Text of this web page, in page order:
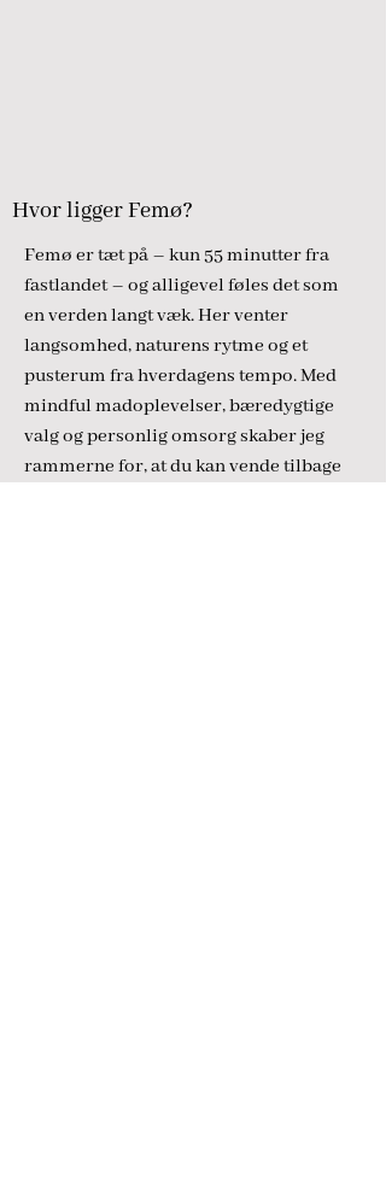
Hvor ligger Femø?
Femø er tæt på – kun 55 minutter fra
fastlandet – og alligevel føles det som
en verden langt væk. Her venter
langsomhed, naturens rytme og et
pusterum fra hverdagens tempo. Med
mindful madoplevelser, bæredygtige
valg og personlig omsorg skaber jeg
rammerne for, at du kan vende tilbage